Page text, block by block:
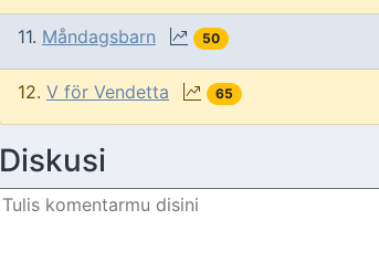
11. Måndagsbarn 50
12. V för Vendetta 65
Diskusi